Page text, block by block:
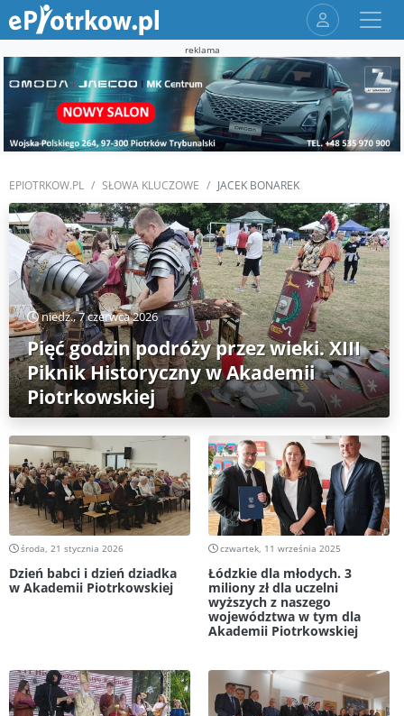
reklama
EPIOTRKOW.PL SŁOWA KLUCZOWE JACEK BONAREK
niedz., 7 czerwca 2026
Pięć godzin podróży przez wieki. XIII
Piknik Historyczny w Akademii
Piotrkowskiej
środa, 21 stycznia 2026
Dzień babci i dzień dziadka
w Akademii Piotrkowskiej
czwartek, 11 września 2025
Łódzkie dla młodych. 3
miliony zł dla uczelni
wyższych z naszego
województwa w tym dla
Akademii Piotrkowskiej